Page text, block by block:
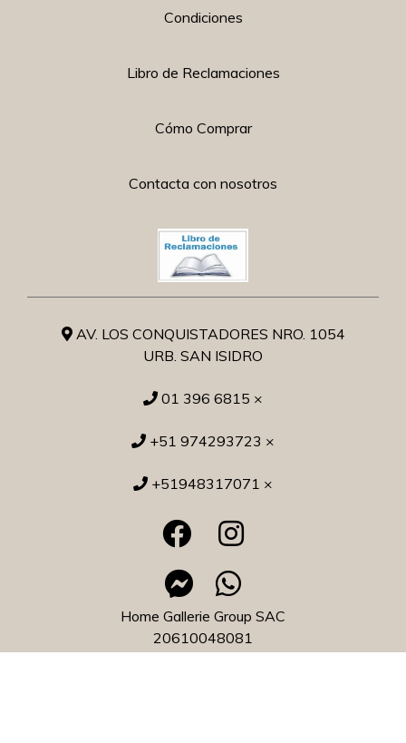
Condiciones
Libro de Reclamaciones
Cómo Comprar
Contacta con nosotros
AV. LOS CONQUISTADORES NRO. 1054
URB. SAN ISIDRO
01 396 6815 ×
+51 974293723 ×
+51948317071 ×
Home Gallerie Group SAC
20610048081